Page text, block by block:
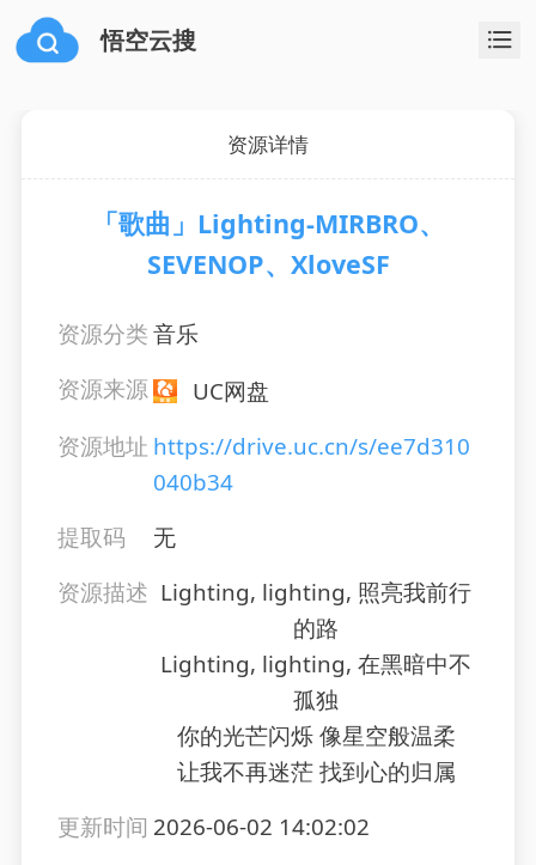
悟空云搜
资源详情
「歌曲」Lighting-MIRBRO、
SEVENOP、XloveSF
资源分类音乐
资源来源
UC网盘
资源地址 https://drive.uc.cn/s/ee7d310
040b34
提取码
无
资源描述 Lighting, lighting, 照亮我前行
的路
Lighting, lighting, 在黑暗中不
孤独
你的光芒闪烁 像星空般温柔
让我不再迷茫 找到心的归属
更新时间 2026-06-02 14:02:02